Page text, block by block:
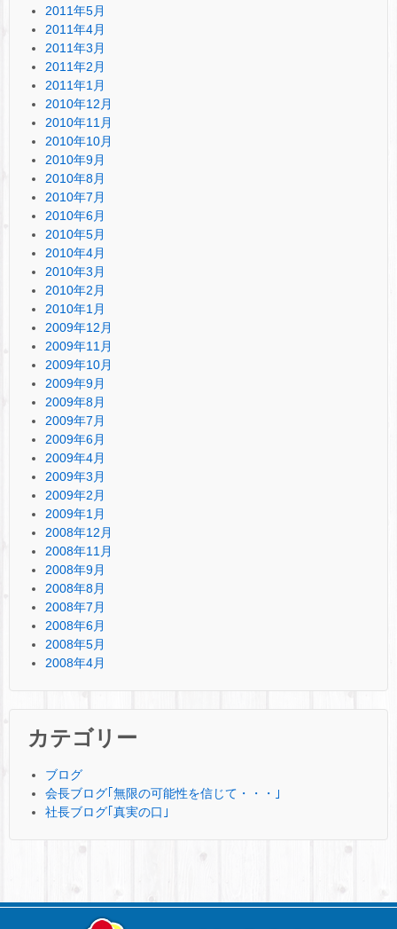
2011年5月
2011年4月
2011年3月
2011年2月
2011年1月
2010年12月
2010年11月
2010年10月
2010年9月
2010年8月
2010年7月
2010年6月
2010年5月
2010年4月
2010年3月
2010年2月
2010年1月
2009年12月
2009年11月
2009年10月
2009年9月
2009年8月
2009年7月
2009年6月
2009年4月
2009年3月
2009年2月
2009年1月
2008年12月
2008年11月
2008年9月
2008年8月
2008年7月
2008年6月
2008年5月
2008年4月
カテゴリー
ブログ
会長ブログ｢無限の可能性を信じて・・・｣
社長ブログ｢真実の口｣